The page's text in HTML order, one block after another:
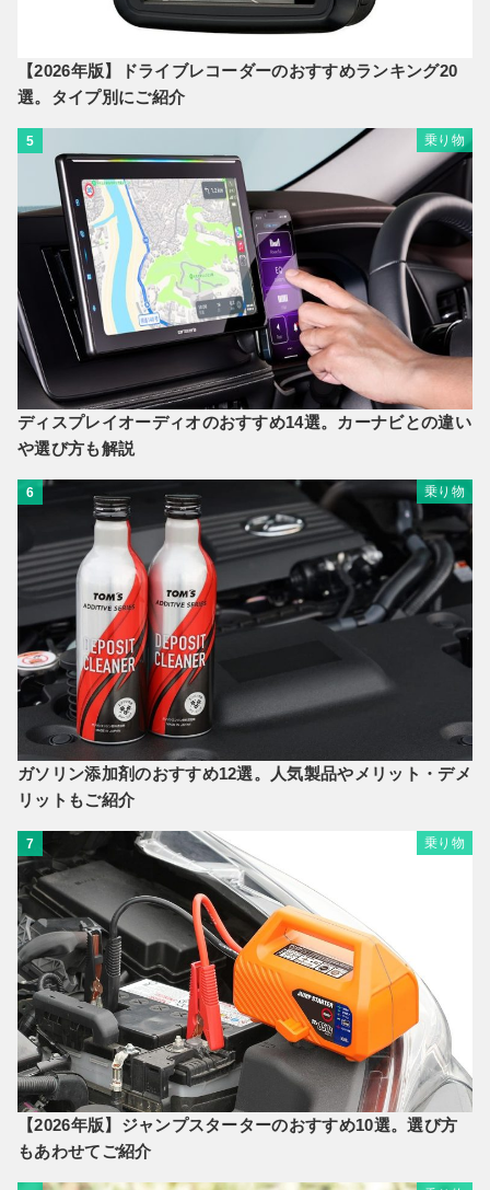
【2026年版】ドライブレコーダーのおすすめランキング20
選。タイプ別にご紹介
5 乗り物
ディスプレイオーディオのおすすめ14選。カーナビとの違い
や選び方も解説
6 乗り物
ガソリン添加剤のおすすめ12選。人気製品やメリット・デメ
リットもご紹介
7 乗り物
【2026年版】ジャンプスターターのおすすめ10選。選び方
もあわせてご紹介